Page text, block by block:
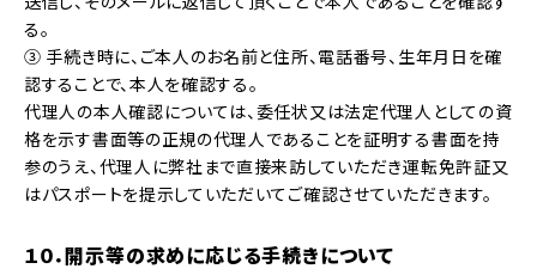
る。
③ 手続き時に、ご本人のお名前と住所、電話番号、生年月日を確
認することで、本人を確認する。
代理人の本人確認については、委任状又は法定代理人としての資
格を示す書面等の正規の代理人であることを証明する書面を持
参のうえ、代理人に弊社まで直接来訪していただき運転免許証又
はパスポートを提示していただいてご確認させていただきます。
１０．開示等の求めに応じる手続きについて